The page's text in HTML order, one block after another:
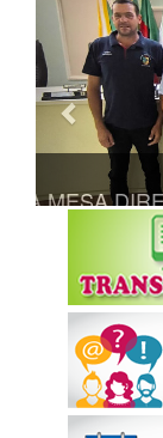
A MESA
Anterior